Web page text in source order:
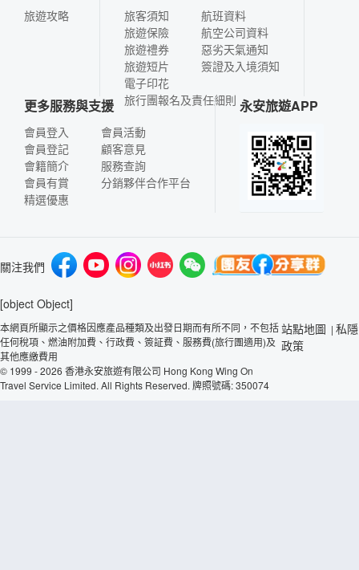
旅遊攻略
旅客須知
旅遊保險
旅遊禮券
旅遊短片
電子印花
航班資料
航空公司資料
惡劣天氣通知
簽證及入境須知
旅行團報名及責任細則
更多服務與支援
會員登入
會員登記
會籍簡介
會員有賞
精選優惠
會員活動
顧客意見
服務查詢
分銷夥伴合作平台
永安旅遊APP
關注我們
[object Object]
本網頁所顯示之價格因應產品種類及出發日期而有所不同，不包括
任何稅項、燃油附加費、行政費、簽証費、服務費(旅行團適用)及
其他應繳費用
© 1999 - 2026 香港永安旅遊有限公司 Hong Kong Wing On
Travel Service Limited. All Rights Reserved. 牌照號碼: 350074
站點地圖 | 私隱
政策